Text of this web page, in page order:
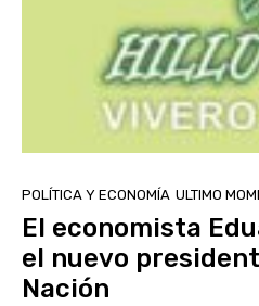
POLÍTICA Y ECONOMÍA ULTIMO
El economista
el nuevo
Nación